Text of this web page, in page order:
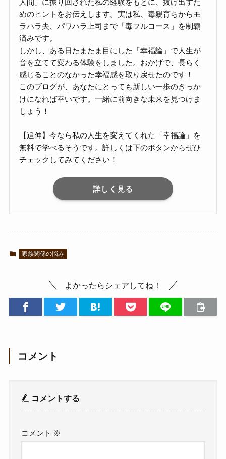
人間」に振り回された私の経験をもとに、抜け出すた
めのヒントをお伝えします。実は私、毒親育ちからモ
ラハラ夫、パワハラ上司まで「毒フルコース」を制覇
済みです。
しかし、ある日たまたま目にした「幸福論」で人生が
音を立てて変わる体験をしました。おかげで、長らく
感じることのなかった幸福感を取り戻せたのです！
このブログが、あなたにとっても新しい一歩のきっか
けになれば幸いです。一緒に前向きな未来を見つけま
しょう！
【追伸】今なら私の人生を変えてくれた「幸福論」を
無料で学べるそうです。詳しくは下のボタンからぜひ
チェックしてみてください！
詳しく見る
家族関係の悩み
よかったらシェアしてね！
コメント
コメントする
コメント ※